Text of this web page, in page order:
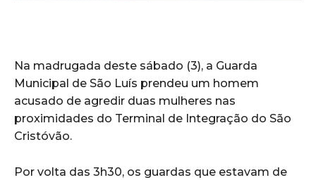
Na madrugada deste sábado (3), a Guarda
Municipal de São Luís prendeu um homem
acusado de agredir duas mulheres nas
proximidades do Terminal de Integração do São
Cristóvão.
Por volta das 3h30, os guardas que estavam de